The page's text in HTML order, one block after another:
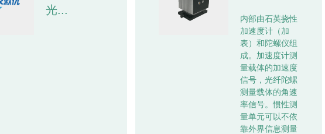
光...
内部由石英挠性
加速度计（加
表）和陀螺仪组
成。加速度计测
量载体的加速度
信号，光纤陀螺
测量载体的角速
率信号。惯性测
量单元可以不依
靠外界信息测量